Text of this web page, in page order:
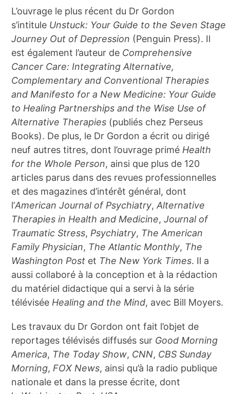
L’ouvrage le plus récent du Dr Gordon
s’intitule Unstuck: Your Guide to the Seven Stage
Journey Out of Depression (Penguin Press). Il
est également l’auteur de Comprehensive
Cancer Care: Integrating Alternative,
Complementary and Conventional Therapies
and Manifesto for a New Medicine: Your Guide
to Healing Partnerships and the Wise Use of
Alternative Therapies (publiés chez Perseus
Books). De plus, le Dr Gordon a écrit ou dirigé
neuf autres titres, dont l’ouvrage primé Health
for the Whole Person, ainsi que plus de 120
articles parus dans des revues professionnelles
et des magazines d’intérêt général, dont
l’American Journal of Psychiatry,Alternative
Therapies in Health and Medicine,Journal of
Traumatic Stress, Psychiatry, The American
Family Physician, The Atlantic Monthly, The
Washington Post et The New York Times. Il a
aussi collaboré à la conception et à la rédaction
du matériel didactique qui a servi à la série
télévisée Healing and the Mind, avec Bill Moyers.
Les travaux du Dr Gordon ont fait l’objet de
reportages télévisés diffusés sur Good Morning
America, The Today Show, CNN, CBS Sunday
Morning, FOX News, ainsi qu’à la radio publique
nationale et dans la presse écrite, dont